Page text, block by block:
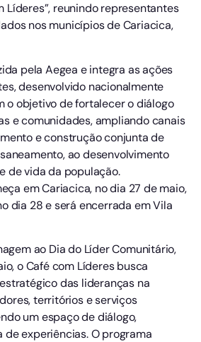
Líderes”, reunindo representantes
nos municípios de Cariacica,
pela Aegea e integra as ações
desenvolvido nacionalmente
o objetivo de fortalecer o diálogo
e comunidades, ampliando canais
e construção conjunta de
ao desenvolvimento
de vida da população.
em Cariacica, no dia 27 de maio,
dia 28 e será encerrada em Vila
ao Dia do Líder Comunitário,
o Café com Líderes busca
das lideranças na
territórios e serviços
um espaço de diálogo,
experiências. O programa